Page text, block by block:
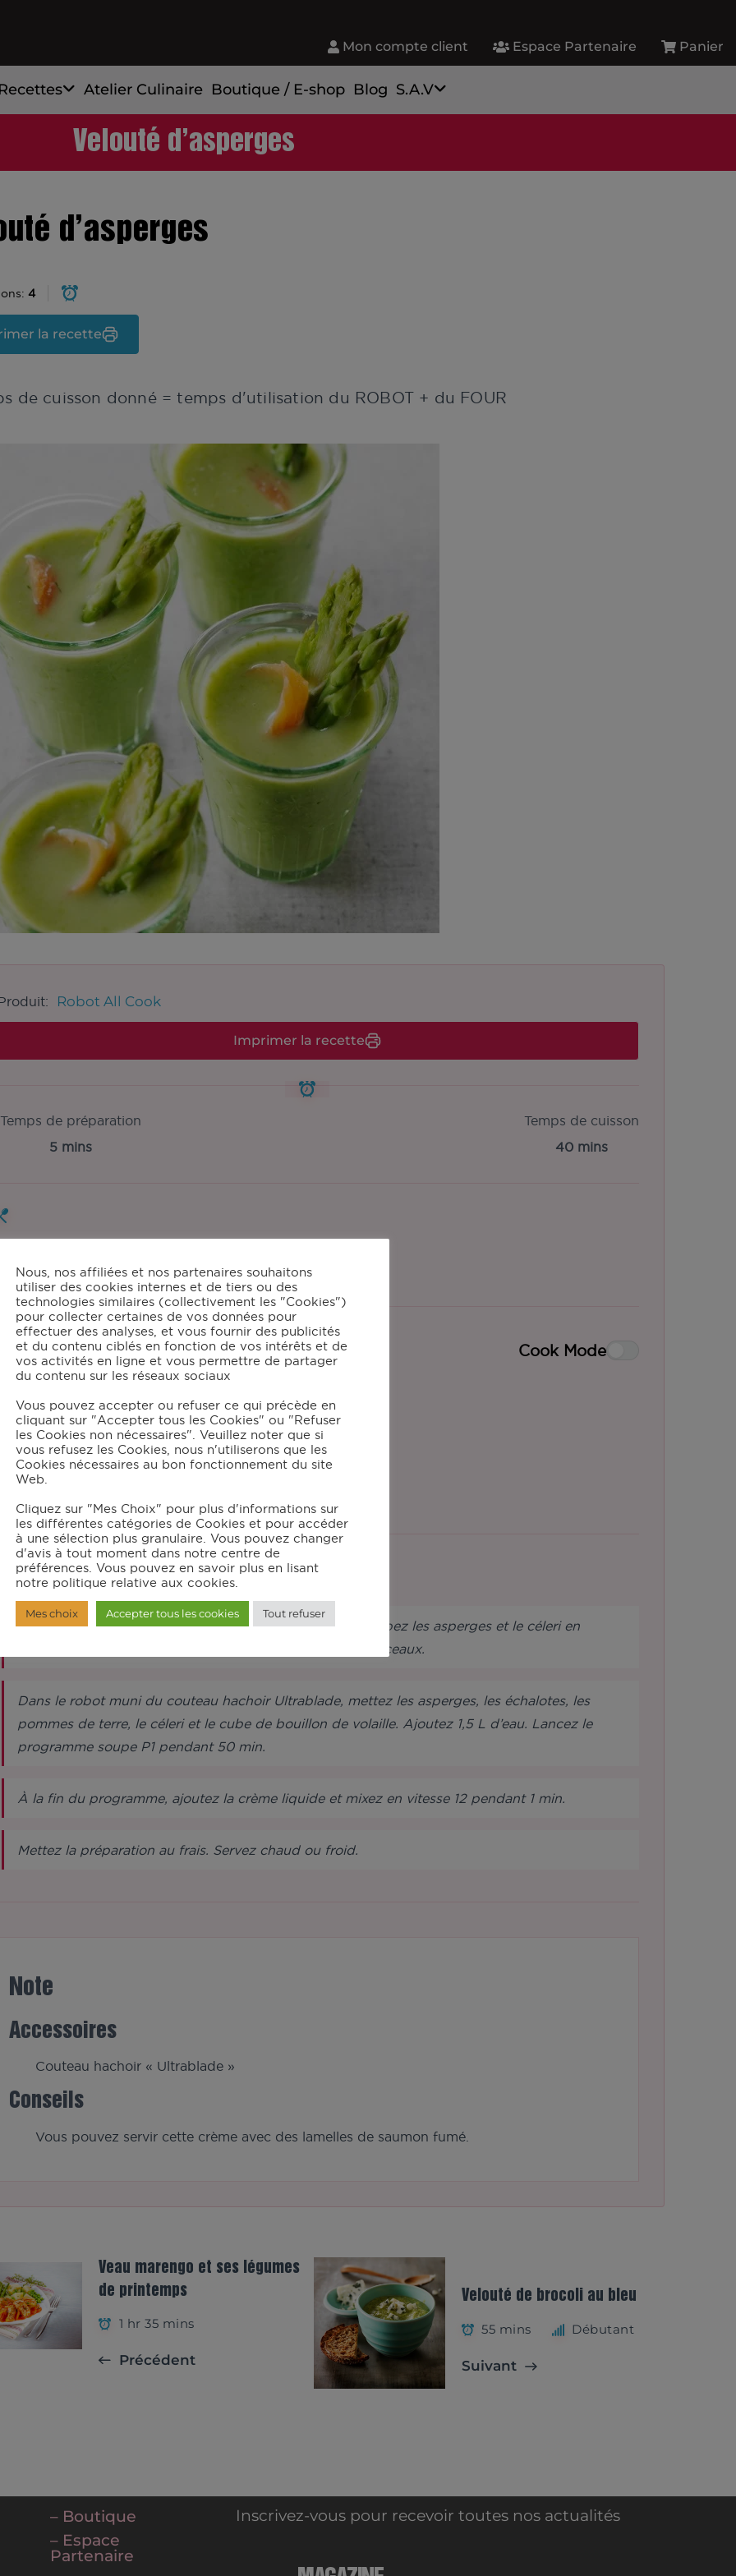
Mon compte client Espace Partenaire Panier
Atelier Culinaire Boutique / E-shop Blog S.A.V
Velouté d’asperges
d’asperges
4
la recette
de cuisson donné = temps d'utilisation du ROBOT + du FOUR
Robot All Cook
Imprimer la recette
Temps de préparation
5 mins
Temps de cuisson
40 mins
Cook Mode
g d'échalotes
g de branche de céleri
g de pommes de terre
cl d'eau
cl de crème liquide
Épluchez les échalotes et coupez-les grossièrement. Coupez les asperges et le céleri en
tronçons. Épluchez et taillez les pommes de terre en morceaux.
Dans le robot muni du couteau hachoir Ultrablade, mettez les asperges, les échalotes, les
pommes de terre, le céleri et le cube de bouillon de volaille. Ajoutez 1,5 L d’eau. Lancez le
programme soupe P1 pendant 50 min.
À la fin du programme, ajoutez la crème liquide et mixez en vitesse 12 pendant 1 min.
Mettez la préparation au frais. Servez chaud ou froid.
Note
Accessoires
Couteau hachoir « Ultrablade »
Conseils
Vous pouvez servir cette crème avec des lamelles de saumon fumé.
Veau marengo et ses légumes
de printemps
1 hr 35 mins
Précédent
Velouté de brocoli au bleu
55 mins Débutant
Suivant
– Boutique
– Espace
Partenaire
Inscrivez-vous pour recevoir toutes nos actualités
Nous, nos affiliées et nos partenaires souhaitons
utiliser des cookies internes et de tiers ou des
technologies similaires (collectivement les "Cookies")
pour collecter certaines de vos données pour
effectuer des analyses, et vous fournir des publicités
et du contenu ciblés en fonction de vos intérêts et de
vos activités en ligne et vous permettre de partager
du contenu sur les réseaux sociaux
Vous pouvez accepter ou refuser ce qui précède en
cliquant sur "Accepter tous les Cookies" ou "Refuser
les Cookies non nécessaires". Veuillez noter que si
vous refusez les Cookies, nous n'utiliserons que les
Cookies nécessaires au bon fonctionnement du site
Web.
Cliquez sur "Mes Choix" pour plus d'informations sur
les différentes catégories de Cookies et pour accéder
à une sélection plus granulaire. Vous pouvez changer
d'avis à tout moment dans notre centre de
préférences. Vous pouvez en savoir plus en lisant
notre politique relative aux cookies.
Mes choix Accepter tous les cookies Tout refuser